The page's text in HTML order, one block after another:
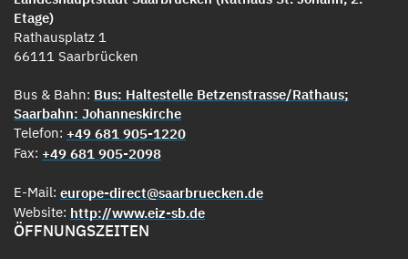
Etage)
Rathausplatz 1
66111 Saarbrücken
Bus & Bahn: Bus: Haltestelle Betzenstrasse/Rathaus;
Saarbahn: Johanneskirche
Telefon: +49 681 905-1220
Fax: +49 681 905-2098
E-Mail: europe-direct@saarbruecken.de
Website: http://www.eiz-sb.de
ÖFFNUNGSZEITEN